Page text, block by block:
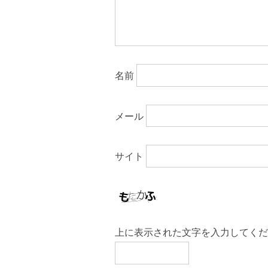
名前
メール
サイト
上に表示された文字を入力してく